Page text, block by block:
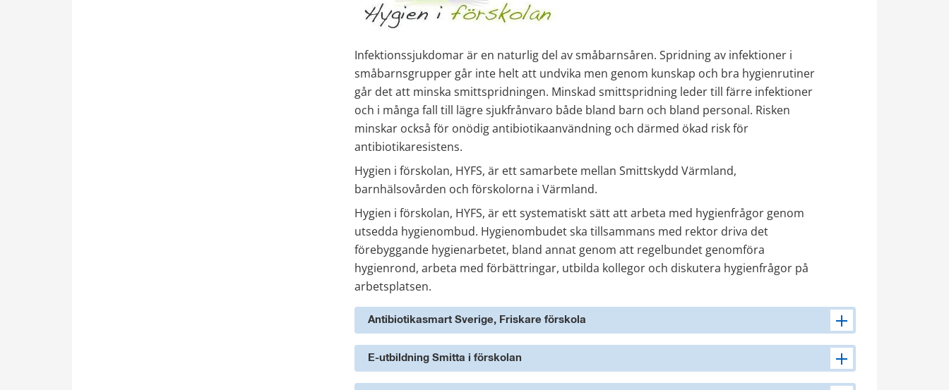
Infektionssjukdomar är en naturlig del av småbarnsåren. Spridning av infektioner i
småbarnsgrupper går inte helt att undvika men genom kunskap och bra hygienrutiner
går det att minska smittspridningen. Minskad smittspridning leder till färre infektioner
och i många fall till lägre sjukfrånvaro både bland barn och bland personal. Risken
minskar också för onödig antibiotikaanvändning och därmed ökad risk för
antibiotikaresistens.
Hygien i förskolan, HYFS, är ett samarbete mellan Smittskydd Värmland,
barnhälsovården och förskolorna i Värmland.
Hygien i förskolan, HYFS, är ett systematiskt sätt att arbeta med hygienfrågor genom
utsedda hygienombud. Hygienombudet ska tillsammans med rektor driva det
förebyggande hygienarbetet, bland annat genom att regelbundet genomföra
hygienrond, arbeta med förbättringar, utbilda kollegor och diskutera hygienfrågor på
arbetsplatsen.
Antibiotikasmart Sverige, Friskare förskola
E-utbildning Smitta i förskolan